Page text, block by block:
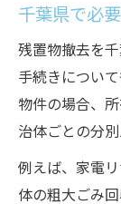
千葉県で必
残置物撤去を
手続きについ
物件の場合、
治体ごとの分
例えば、家電
体の粗大ごみ